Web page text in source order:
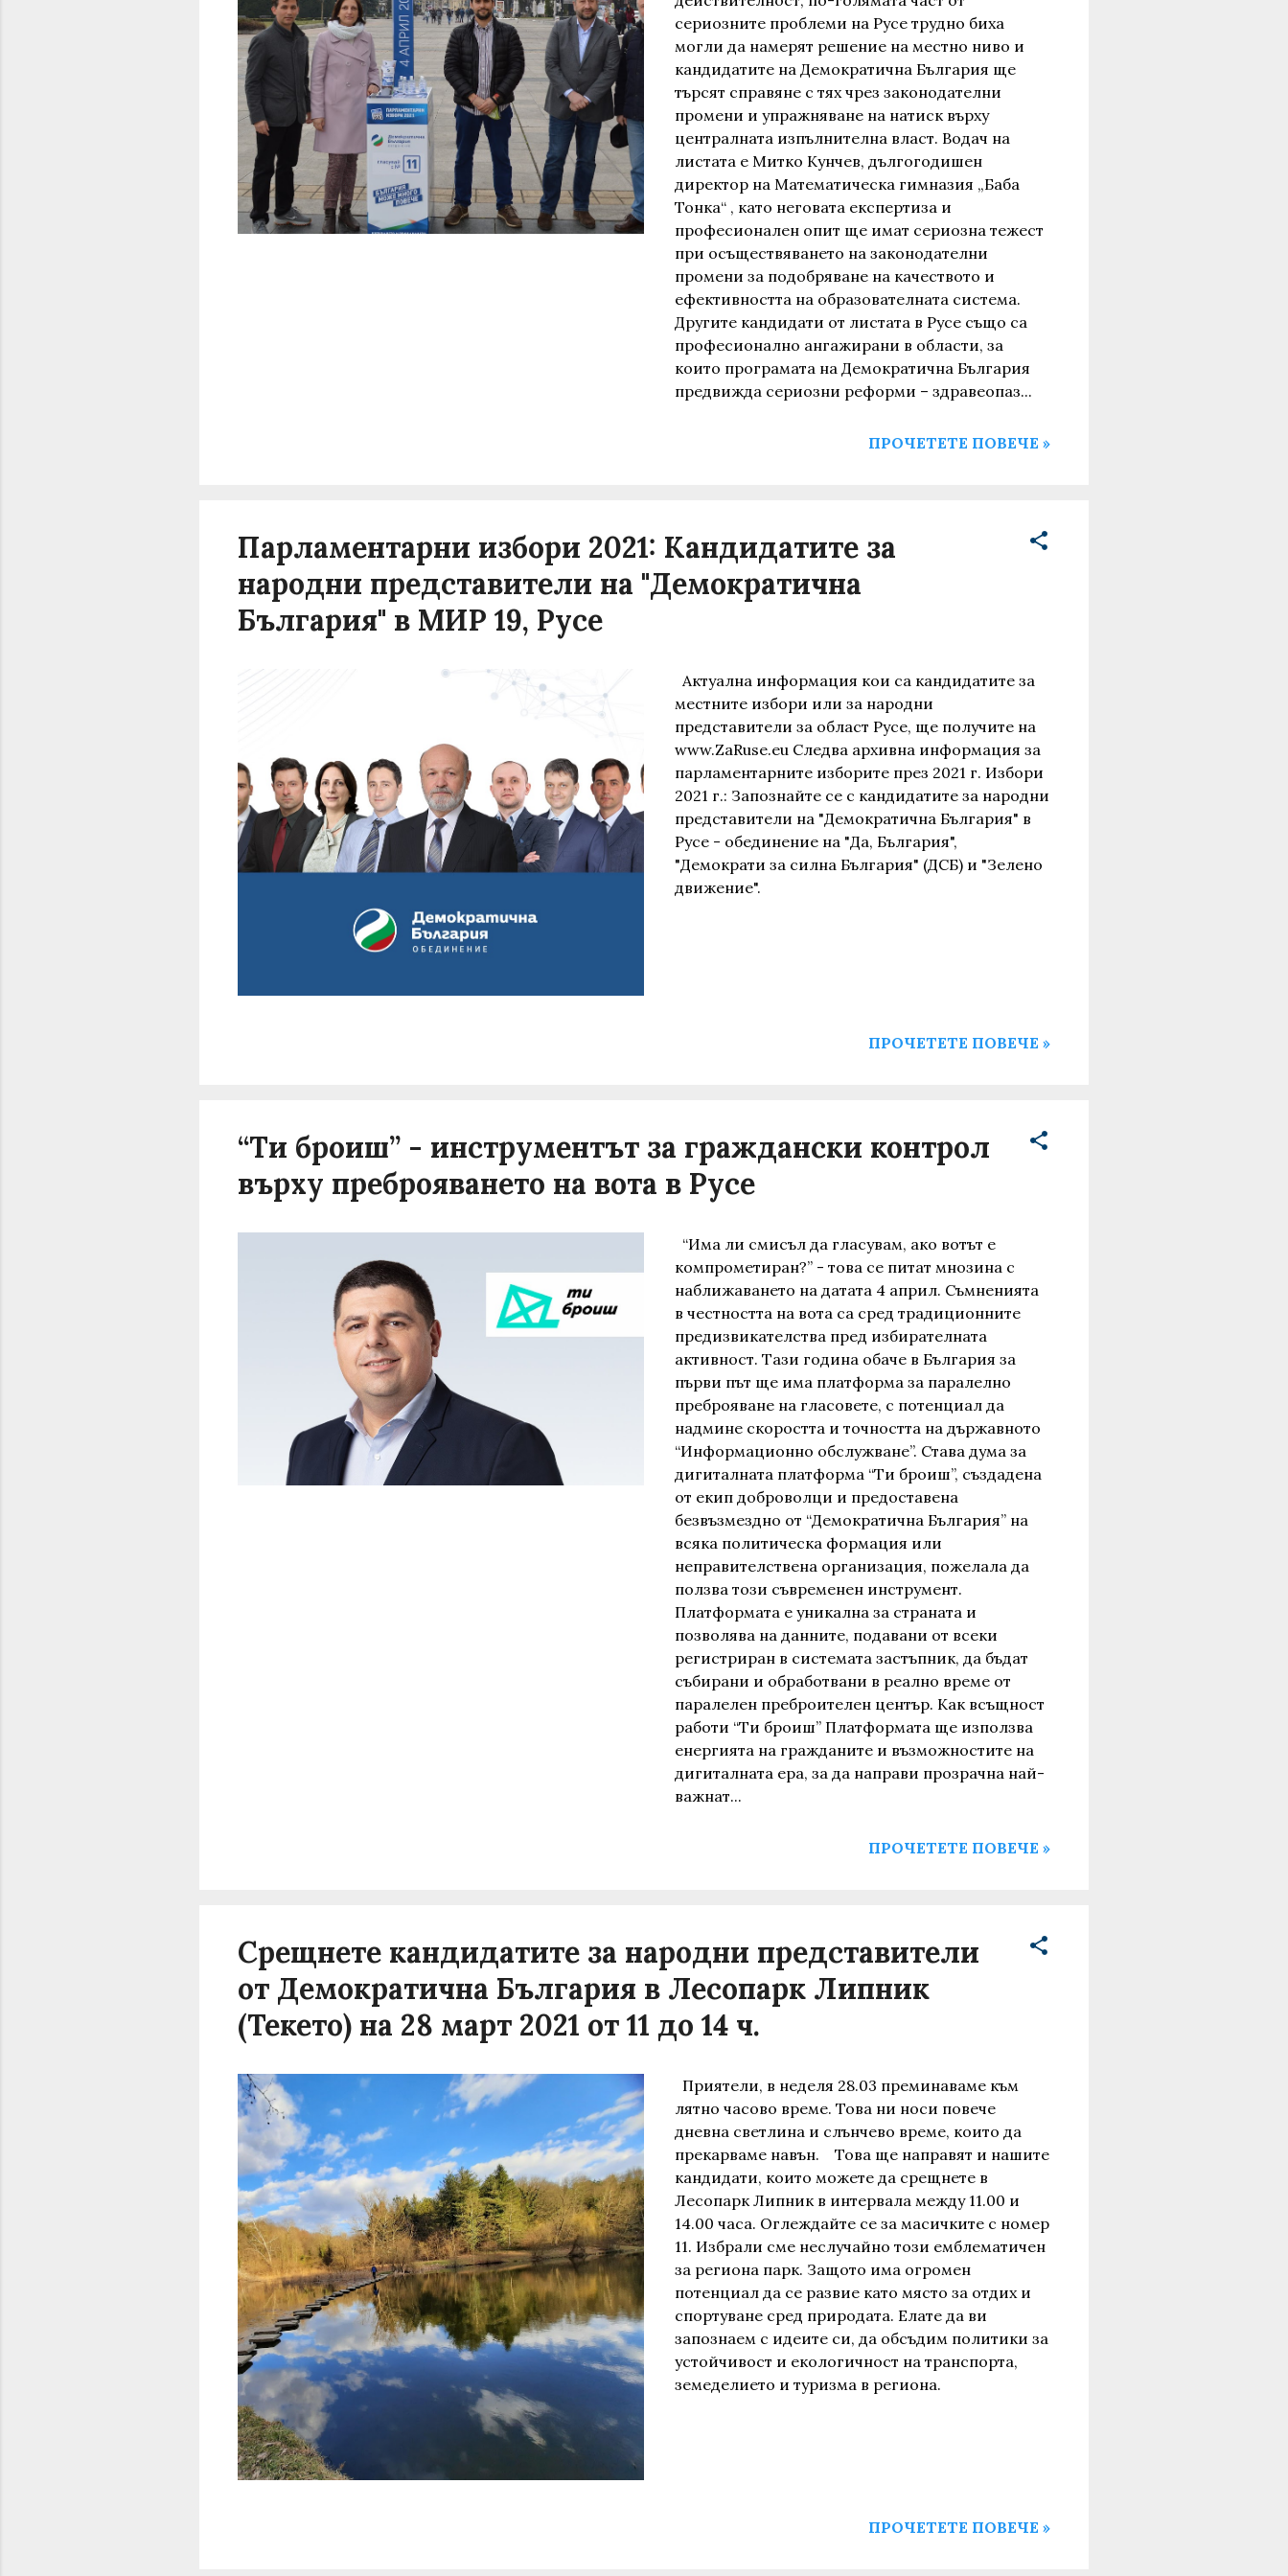
сериозните проблеми на Русе трудно биха
могли да намерят решение на местно ниво и
кандидатите на Демократична България ще
търсят справяне с тях чрез законодателни
промени и упражняване на натиск върху
централната изпълнителна власт. Водач на
листата е Митко Кунчев, дългогодишен
директор на Математическа гимназия „Баба
Тонка“ , като неговата експертиза и
професионален опит ще имат сериозна тежест
при осъществяването на законодателни
промени за подобряване на качеството и
ефективността на образователната система.
Другите кандидати от листата в Русе също са
професионално ангажирани в области, за
които програмата на Демократична България
предвижда сериозни реформи – здравеопаз...
ПРОЧЕТЕТЕ ПОВЕЧЕ »
Парламентарни избори 2021: Кандидатите за
народни представители на "Демократична
България" в МИР 19, Русе
Aктуална информация кои са кандидатите за
местните избори или за народни
представители за област Русе, ще получите на
www.ZaRuse.eu Следва архивна информация за
парламентарните изборите през 2021 г. Избори
2021 г.: Запознайте се с кандидатите за народни
представители на "Демократична България" в
Русе - обединение на "Да, България",
"Демократи за силна България" (ДСБ) и "Зелено
движение".
ПРОЧЕТЕТЕ ПОВЕЧЕ »
“Ти броиш” - инструментът за граждански контрол
върху преброяването на вота в Русе
“Има ли смисъл да гласувам, ако вотът е
компрометиран?” - това се питат мнозина с
наближаването на датата 4 април. Съмненията
в честността на вота са сред традиционните
предизвикателства пред избирателната
активност. Тази година обаче в България за
първи път ще има платформа за паралелно
преброяване на гласовете, с потенциал да
надмине скоростта и точността на държавното
“Информационно обслужване”. Става дума за
дигиталната платформа “Ти броиш”, създадена
от екип доброволци и предоставена
безвъзмездно от “Демократична България” на
всяка политическа формация или
неправителствена организация, пожелала да
ползва този съвременен инструмент.
Платформата е уникална за страната и
позволява на данните, подавани от всеки
регистриран в системата застъпник, да бъдат
събирани и обработвани в реално време от
паралелен преброителен център. Как всъщност
работи “Ти броиш” Платформата ще използва
енергията на гражданите и възможностите на
дигиталната ера, за да направи прозрачна най-
важнат...
ПРОЧЕТЕТЕ ПОВЕЧЕ »
Срещнете кандидатите за народни представители
от Демократична България в Лесопарк Липник
(Текето) на 28 март 2021 от 11 до 14 ч.
Приятели, в неделя 28.03 преминаваме към
лятно часово време. Това ни носи повече
дневна светлина и слънчево време, които да
прекарваме навън. Това ще направят и нашите
кандидати, които можете да срещнете в
Лесопарк Липник в интервала между 11.00 и
14.00 часа. Оглеждайте се за масичките с номер
11. Избрали сме неслучайно този емблематичен
за региона парк. Защото има огромен
потенциал да се развие като място за отдих и
спортуване сред природата. Елате да ви
запознаем с идеите си, да обсъдим политики за
устойчивост и екологичност на транспорта,
земеделието и туризма в региона.
ПРОЧЕТЕТЕ ПОВЕЧЕ »